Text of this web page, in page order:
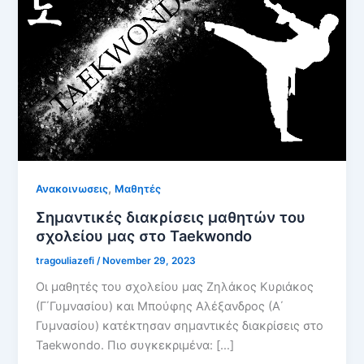
Ανακοινωσεις, Μαθητές
Σημαντικές διακρίσεις μαθητών του
σχολείου μας στο Taekwondo
tragouliazefi /November 29, 2023
Οι μαθητές του σχολείου μας Ζηλάκος Κυριάκος
(Γ΄Γυμνασίου) και Μπούφης Αλέξανδρος (Α΄
Γυμνασίου) κατέκτησαν σημαντικές διακρίσεις στο
Taekwondo. Πιο συγκεκριμένα: […]